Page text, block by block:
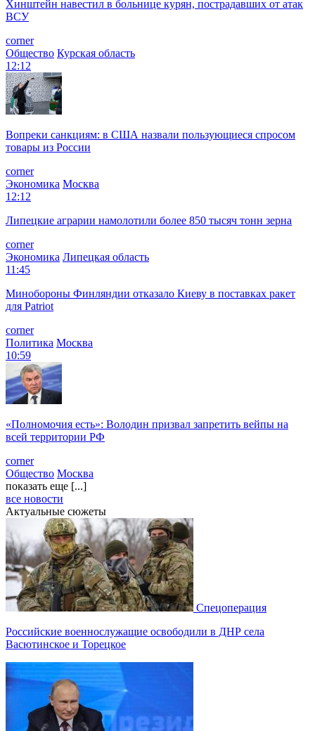
Хинштейн навестил в больнице курян, пострадавших от атак
ВСУ
corner
Общество Курская область
12:12
Вопреки санкциям: в США назвали пользующиеся спросом
товары из России
corner
Экономика Москва
12:12
Липецкие аграрии намолотили более 850 тысяч тонн зерна
corner
Экономика Липецкая область
11:45
Минобороны Финляндии отказало Киеву в поставках ракет
для Patriot
corner
Политика Москва
10:59
«Полномочия есть»: Володин призвал запретить вейпы на
всей территории РФ
corner
Общество Москва
показать еще [...]
все новости
Актуальные сюжеты
Спецоперация
Российские военнослужащие освободили в ДНР села
Васютинское и Торецкое